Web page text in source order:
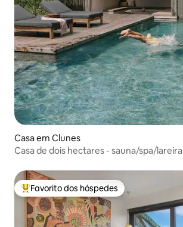
Casa em Clunes
Casa de dois hectares - sauna/spa/lareira
Favoritos dos hóspedes mais apreciados
Favorito dos hóspedes